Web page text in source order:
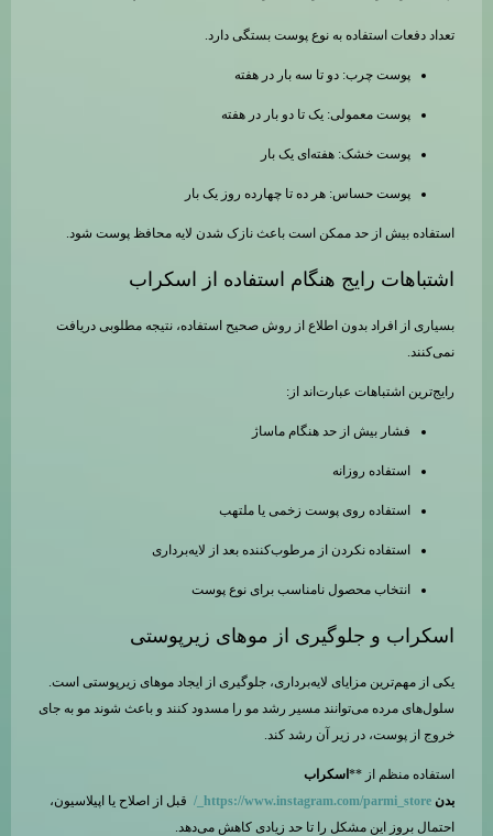
تعداد دفعات استفاده به نوع پوست بستگی دارد.
پوست چرب: دو تا سه بار در هفته
پوست معمولی: یک تا دو بار در هفته
پوست خشک: هفته‌ای یک بار
پوست حساس: هر ده تا چهارده روز یک بار
استفاده بیش از حد ممکن است باعث نازک شدن لایه محافظ پوست شود.
اشتباهات رایج هنگام استفاده از اسکراب
بسیاری از افراد بدون اطلاع از روش صحیح استفاده، نتیجه مطلوبی دریافت
نمی‌کنند.
رایج‌ترین اشتباهات عبارت‌اند از:
فشار بیش از حد هنگام ماساژ
استفاده روزانه
استفاده روی پوست زخمی یا ملتهب
استفاده نکردن از مرطوب‌کننده بعد از لایه‌برداری
انتخاب محصول نامناسب برای نوع پوست
اسکراب و جلوگیری از موهای زیرپوستی
یکی از مهم‌ترین مزایای لایه‌برداری، جلوگیری از ایجاد موهای زیرپوستی است.
سلول‌های مرده می‌توانند مسیر رشد مو را مسدود کنند و باعث شوند مو به جای
خروج از پوست، در زیر آن رشد کند.
استفاده منظم از ** اسکراب
بدنhttps://www.instagram.com/parmi_store_/
قبل از اصلاح یا اپیلاسیون،
احتمال بروز این مشکل را تا حد زیادی کاهش می‌دهد.